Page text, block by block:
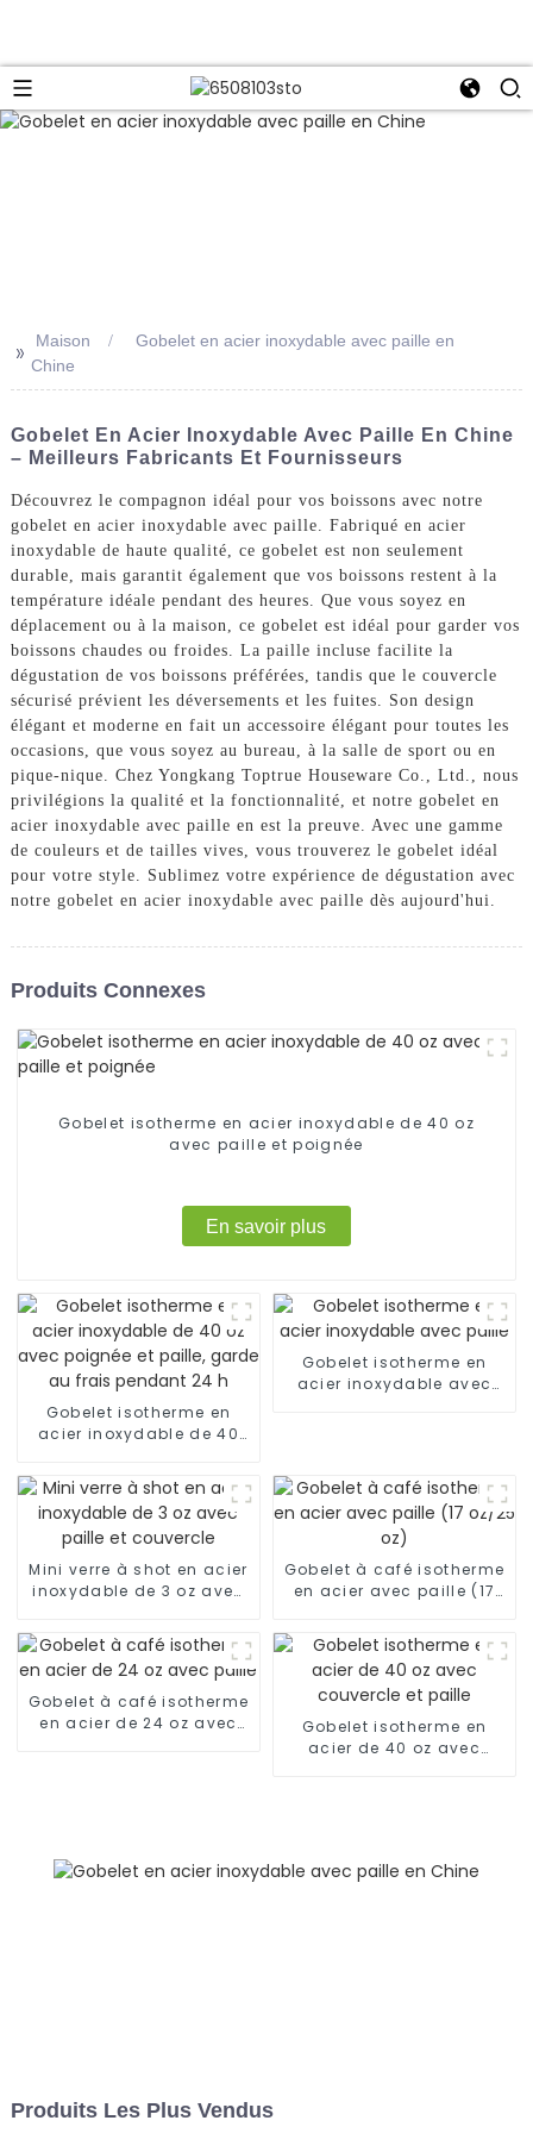
>> Maison
Gobelet en acier inoxydable avec paille en
Chine
Gobelet En Acier Inoxydable Avec Paille En Chine
– Meilleurs Fabricants Et Fournisseurs
Découvrez le compagnon idéal pour vos boissons avec notre
gobelet en acier inoxydable avec paille. Fabriqué en acier
inoxydable de haute qualité, ce gobelet est non seulement
durable, mais garantit également que vos boissons restent à la
température idéale pendant des heures. Que vous soyez en
déplacement ou à la maison, ce gobelet est idéal pour garder vos
boissons chaudes ou froides. La paille incluse facilite la
dégustation de vos boissons préférées, tandis que le couvercle
sécurisé prévient les déversements et les fuites. Son design
élégant et moderne en fait un accessoire élégant pour toutes les
occasions, que vous soyez au bureau, à la salle de sport ou en
pique-nique. Chez Yongkang Toptrue Houseware Co., Ltd., nous
privilégions la qualité et la fonctionnalité, et notre gobelet en
acier inoxydable avec paille en est la preuve. Avec une gamme
de couleurs et de tailles vives, vous trouverez le gobelet idéal
pour votre style. Sublimez votre expérience de dégustation avec
notre gobelet en acier inoxydable avec paille dès aujourd'hui.
Produits Connexes
Gobelet isotherme en acier inoxydable de 40 oz
avec paille et poignée
En savoir plus
Gobelet isotherme en
acier inoxydable de 40
garde au frais pendant
24 h
Gobelet isotherme en
acier inoxydable avec
Mini verre à shot en acier
inoxydable de 3 oz avec
Gobelet à café isotherme
en acier avec paille (17
Gobelet à café isotherme
en acier de 24 oz avec
Gobelet isotherme en
acier de 40 oz avec
Produits Les Plus Vendus